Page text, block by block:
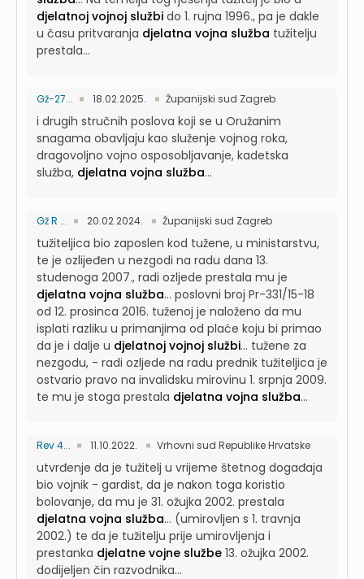
djelatnoj vojnoj službi do 1. rujna 1996., pa je dakle
u času pritvaranja djelatna vojna služba tužitelju
prestala...
Gž-27... 18.02.2025. Županijski sud Zagreb
i drugih stručnih poslova koji se u Oružanim
snagama obavljaju kao služenje vojnog roka,
dragovoljno vojno osposobljavanje, kadetska
služba, djelatna vojna služba...
Gž R ... 20.02.2024. Županijski sud Zagreb
tužiteljica bio zaposlen kod tužene, u ministarstvu,
te je ozlijeđen u nezgodi na radu dana 13.
studenoga 2007., radi ozljede prestala mu je
djelatna vojna služba... poslovni broj Pr-331/15-18
od 12. prosinca 2016. tuženoj je naloženo da mu
isplati razliku u primanjima od plaće koju bi primao
da je i dalje u djelatnoj vojnoj službi... tužene za
nezgodu, - radi ozljede na radu prednik tužiteljica je
ostvario pravo na invalidsku mirovinu 1. srpnja 2009.
te mu je stoga prestala djelatna vojna služba...
Rev 4... 11.10.2022. Vrhovni sud Republike Hrvatske
utvrđenje da je tužitelj u vrijeme štetnog događaja
bio vojnik - gardist, da je nakon toga koristio
bolovanje, da mu je 31. ožujka 2002. prestala
djelatna vojna služba... (umirovljen s 1. travnja
2002.) te da je tužitelju prije umirovljenja i
prestanka djelatne vojne službe 13. ožujka 2002.
dodijeljen čin razvodnika...